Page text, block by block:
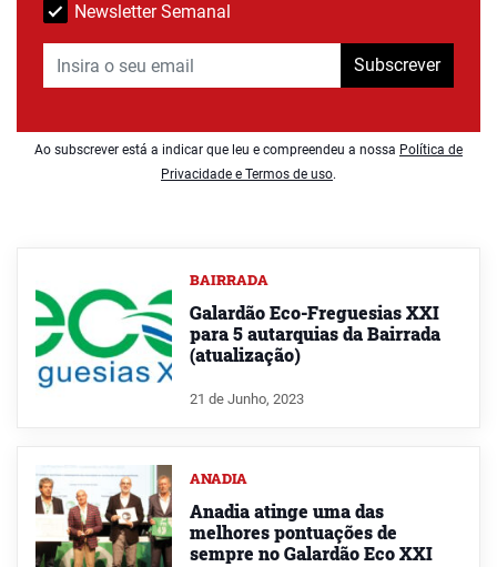
Newsletter Semanal
Subscrever
Ao subscrever está a indicar que leu e compreendeu a nossa Política de
Privacidade e Termos de uso.
BAIRRADA
Galardão Eco-Freguesias XXI
para 5 autarquias da Bairrada
(atualização)
21 de Junho, 2023
ANADIA
Anadia atinge uma das
melhores pontuações de
sempre no Galardão Eco XXI